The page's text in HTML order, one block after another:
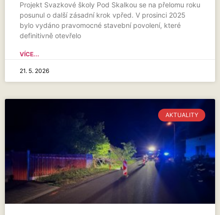
Projekt Svazkové školy Pod Skalkou se na přelomu roku
posunul o další zásadní krok vpřed. V prosinci 2025
bylo vydáno pravomocné stavební povolení, které
definitivně otevřelo
VÍCE...
21. 5. 2026
AKTUALITY